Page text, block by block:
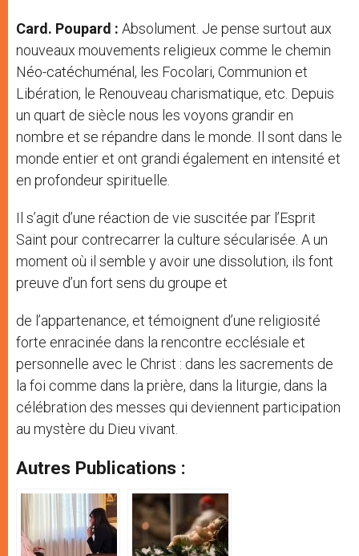
Card. Poupard : Absolument. Je pense surtout aux
nouveaux mouvements religieux comme le chemin
Néo-catéchuménal, les Focolari, Communion et
Libération, le Renouveau charismatique, etc. Depuis
un quart de siècle nous les voyons grandir en
nombre et se répandre dans le monde. Il sont dans le
monde entier et ont grandi également en intensité et
en profondeur spirituelle.
Il s’agit d’une réaction de vie suscitée par l’Esprit
Saint pour contrecarrer la culture sécularisée. A un
moment où il semble y avoir une dissolution, ils font
preuve d’un fort sens du groupe et
de l’appartenance, et témoignent d’une religiosité
forte enracinée dans la rencontre ecclésiale et
personnelle avec le Christ : dans les sacrements de
la foi comme dans la prière, dans la liturgie, dans la
célébration des messes qui deviennent participation
au mystère du Dieu vivant.
Autres Publications :